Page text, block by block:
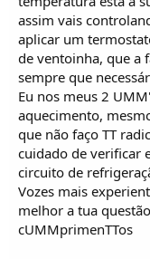
assim vais
aplicar um
de ventoinha, que a
sempre que
Eu nos meus 2
aquecimento,
que não faço TT
cuidado de verificar
circuito de
Vozes mais
melhor a tua
cUMMprimenTTos